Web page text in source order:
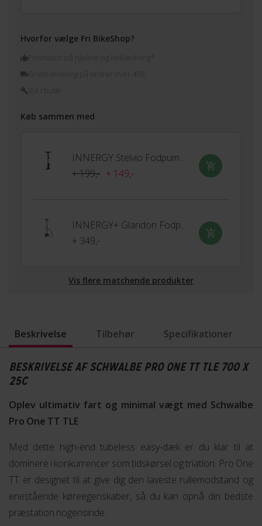
Hvorfor vælge Fri BikeShop?
Prismatch på hjelme og beklædning*
Køb sammen med
INNERGY Stelvio Fodpumpe
+ 199,- + 149,-
INNERGY+ Glandon Fodpumpe
+ 349,-
Vis flere matchende produkter
Beskrivelse Tilbehør Specifikationer
BESKRIVELSE AF SCHWALBE PRO ONE TT TLE 700 X
25C
Oplev ultimativ fart og minimal vægt med Schwalbe
Pro One TT TLE
Med dette high-end tubeless easy-dæk er du klar til at
dominere i konkurrencer som tidskørsel og triatlon. Pro One
TT er designet til at give dig den laveste rullemodstand og
enestående køreegenskaber, så du kan opnå din bedste
præstation nogensinde.